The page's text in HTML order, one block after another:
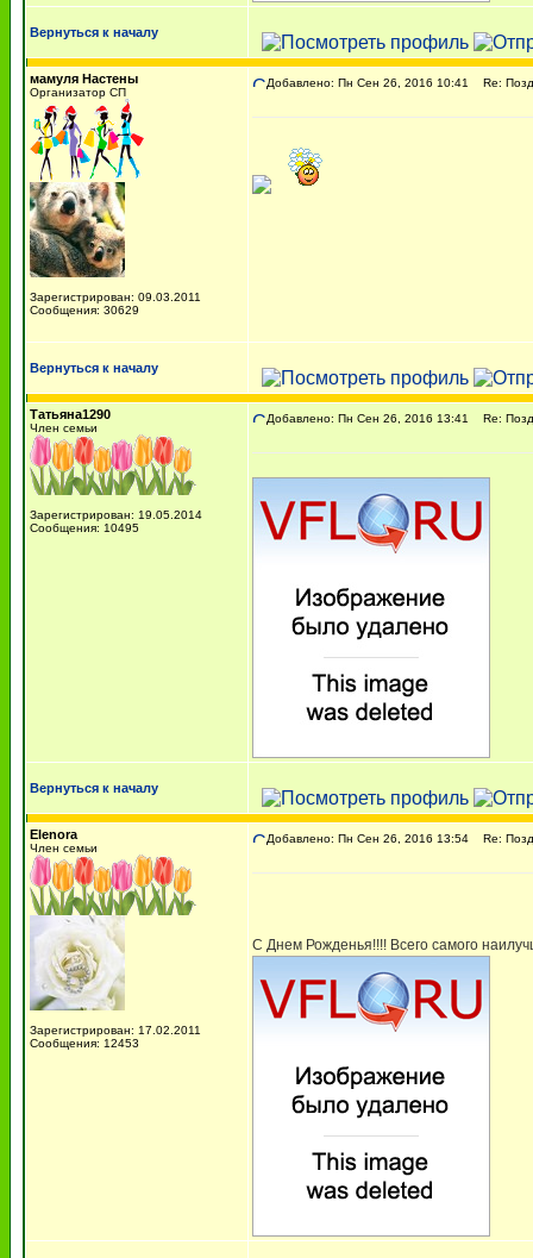
Вернуться к началу
мамуля Настены
Организатор СП
Зарегистрирован: 09.03.2011
Сообщения: 30629
Добавлено: Пн Сен 26, 2016 10:41 Re:
Вернуться к началу
Татьяна1290
Член семьи
Зарегистрирован: 19.05.2014
Сообщения: 10495
Добавлено: Пн Сен 26, 2016 13:41 Re:
Вернуться к началу
Elenora
Член семьи
Зарегистрирован: 17.02.2011
Сообщения: 12453
Добавлено: Пн Сен 26, 2016 13:54 Re:
С Днем Рожденья!!!! Всего самого